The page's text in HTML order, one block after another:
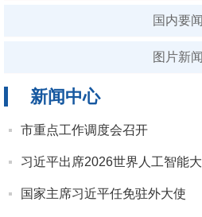
国内要闻
图片新闻
新闻中心
市重点工作调度会召开
国家主席习近平任免驻外大使